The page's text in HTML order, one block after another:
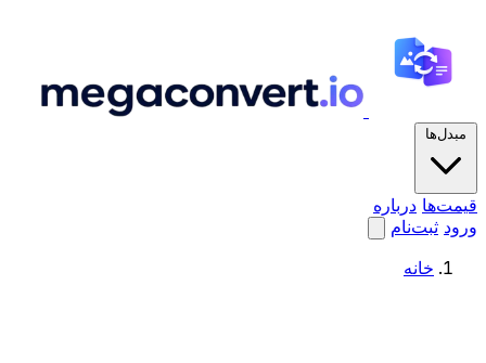
مبدل‌ها
قیمت‌ها درباره
ورود ثبت‌نام
خانه